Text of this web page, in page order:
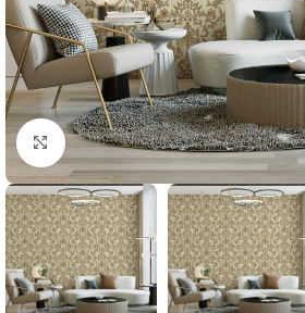
Büyütmek için tıklayın